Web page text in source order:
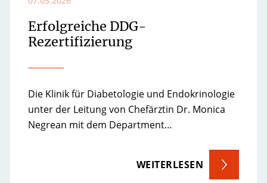
Erfolgreiche DDG-
Rezertifizierung
Die Klinik für Diabetologie und Endokrinologie
unter der Leitung von Chefärztin Dr. Monica
Negrean mit dem Department…
WEITERLESEN